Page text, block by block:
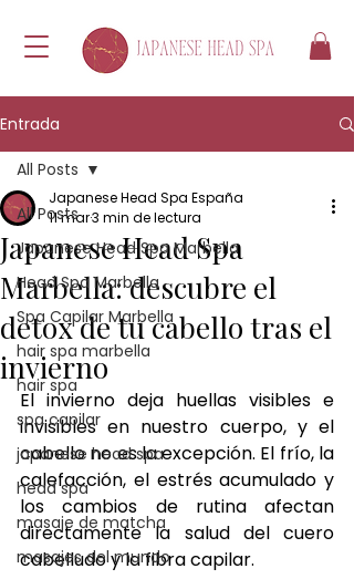
Entrada
All Posts
Japanese Head Spa Marbella
Head Spa Marbella
Spa Capilar Marbella
hair spa marbella
hair spa
spa capilar
japanese head spa
head spa
masaje de matcha
masajes del mundo
All Posts
Japanese Head Spa
Marbella: descubre el
detox de tu cabello tras el
invierno
Japanese Head Spa España
11 mar3 min de lectura
El invierno deja huellas visibles e
invisibles en nuestro cuerpo, y el
cabello no es la excepción. El frío, la
calefacción, el estrés acumulado y
los cambios de rutina afectan
directamente la salud del cuero
cabelludo y la fibra capilar.